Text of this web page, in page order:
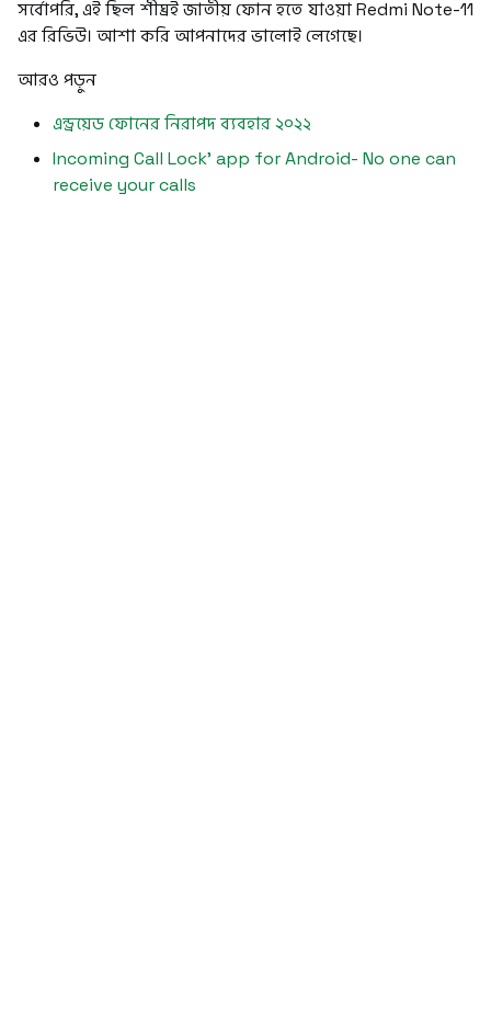
সর্বোপরি, এই ছিল শীঘ্রই জাতীয় ফোন হতে যাওয়া Redmi Note-11
এর রিভিউ। আশা করি আপনাদের ভালোই লেগেছে।
আরও পড়ুন
এন্ড্রয়েড ফোনের নিরাপদ ব্যবহার ২০২২
Incoming Call Lock' app for Android- No one can
receive your calls